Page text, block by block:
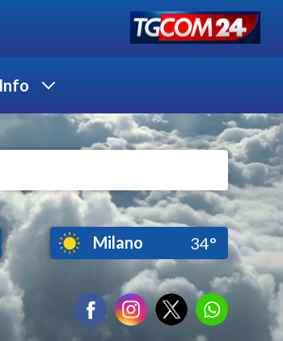
Info
Milano 34°